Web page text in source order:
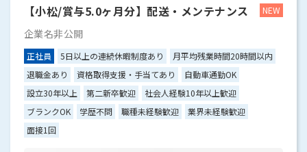
【小松/賞与5.0ヶ月分】配送・メンテナンス
企業名非公開
正社員 5日以上の連続休暇制度あり
月平均残業時間20時間以内
退職金あり
資格取得支援・手当てあり
自動車通勤OK
設立30年以上
第二新卒歓迎
社会人経験10年以上歓迎
ブランクOK
学歴不問 職種未経験歓迎
業界未経験歓迎
面接1回